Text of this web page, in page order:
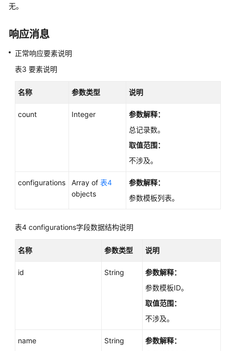
签
管
和
录
SDK
代
无。
响应消息
正常响应要素说明
表3 要素说明
名称 参数类型 说明
count Integer
参数解释：
总记录数。
取值范围：
不涉及。
configurations Array of 表4
objects
参数解释：
参数模板列表。
表4 configurations字段数据结构说明
名称 参数类型 说明
id String
参数解释：
参数模板ID。
取值范围：
不涉及。
name String
参数解释：